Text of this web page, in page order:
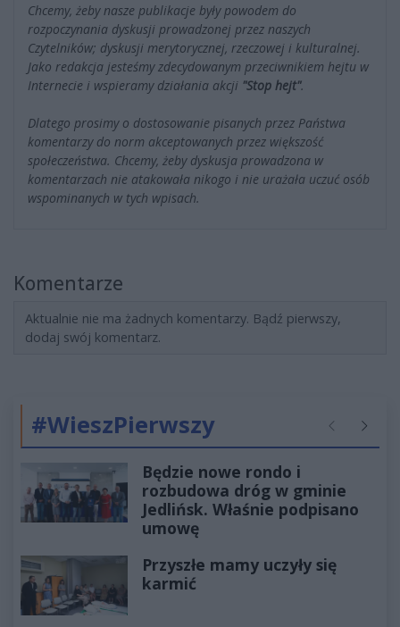
Chcemy, żeby nasze publikacje były powodem do
rozpoczynania dyskusji prowadzonej przez naszych
Czytelników; dyskusji merytorycznej, rzeczowej i kulturalnej.
Jako redakcja jesteśmy zdecydowanym przeciwnikiem hejtu w
Internecie i wspieramy działania akcji "Stop hejt".
Dlatego prosimy o dostosowanie pisanych przez Państwa
komentarzy do norm akceptowanych przez większość
społeczeństwa. Chcemy, żeby dyskusja prowadzona w
komentarzach nie atakowała nikogo i nie urażała uczuć osób
wspominanych w tych wpisach.
Komentarze
Aktualnie nie ma żadnych komentarzy. Bądź pierwszy,
dodaj swój komentarz.
#WieszPierwszy Poprzednie
Będzie nowe rondo i
rozbudowa dróg w gminie
Jedlińsk. Właśnie podpisano
umowę
Przyszłe mamy uczyły się
karmić